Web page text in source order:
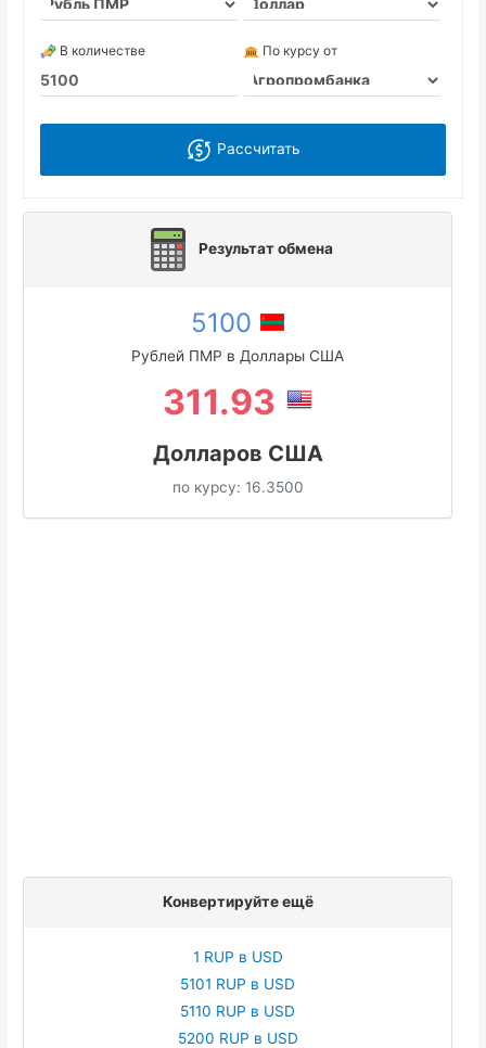
В количестве По курсу от
Рассчитать
Результат обмена
5100
Рублей ПМР в Доллары США
311.93
Долларов США
по курсу: 16.3500
Конвертируйте ещё
1 RUP в USD
5101 RUP в USD
5110 RUP в USD
5200 RUP в USD